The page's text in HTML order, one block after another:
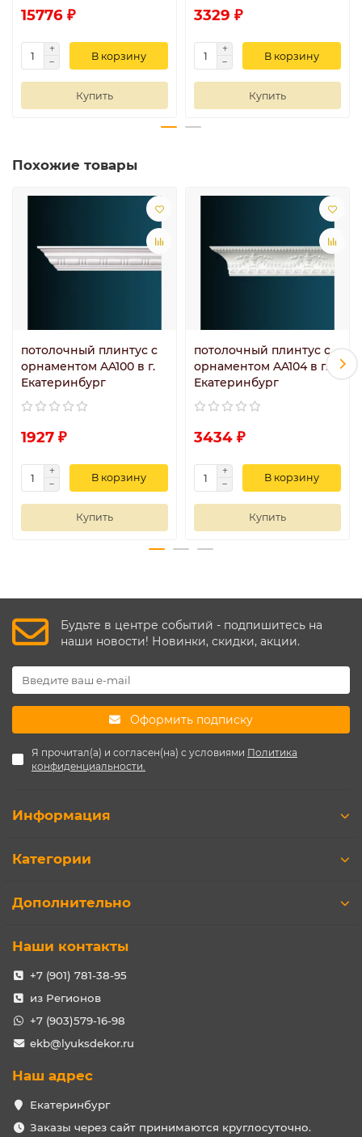
15776 ₽
В корзину
Купить
3329 ₽
В корзину
Купить
Похожие товары
потолочный плинтус с
орнаментом AA100 в г.
Екатеринбург
1927 ₽
В корзину
Купить
потолочный плинтус с
орнаментом AA104 в г.
Екатеринбург
3434 ₽
В корзину
Купить
Будьте в центре событий - подпишитесь на
наши новости! Новинки, скидки, акции.
Оформить подписку
Я прочитал(а) и согласен(на) с условиями Политика
конфиденциальности.
Информация
Категории
Дополнительно
Наши контакты
+7 (901) 781-38-95
из Регионов
+7 (903)579-16-98
ekb@lyuksdekor.ru
Наш адрес
Екатеринбург
Заказы через сайт принимаются круглосуточно.